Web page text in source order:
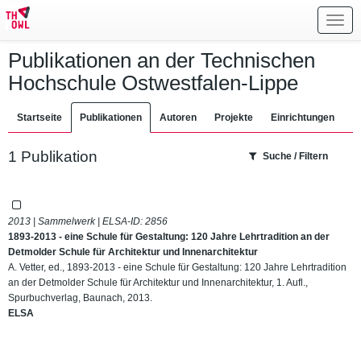
Publikationen an der Technischen
Hochschule Ostwestfalen-Lippe
Startseite Publikationen Autoren Projekte Einrichtungen
1 Publikation Suche / Filtern
2013 | Sammelwerk | ELSA-ID: 2856
1893-2013 - eine Schule für Gestaltung: 120 Jahre Lehrtradition an der
Detmolder Schule für Architektur und Innenarchitektur
A. Vetter, ed., 1893-2013 - eine Schule für Gestaltung: 120 Jahre Lehrtradition
an der Detmolder Schule für Architektur und Innenarchitektur, 1. Aufl.,
Spurbuchverlag, Baunach, 2013.
ELSA